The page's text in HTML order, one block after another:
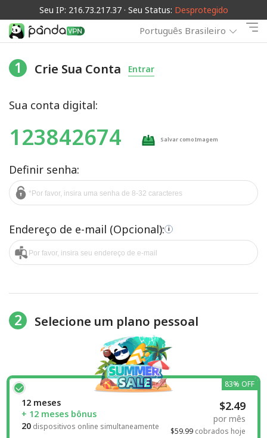
Seu IP: 216.73.217.37 · Seu Status: Desprotegido
Português Brasileiro
1 Crie Sua Conta Entrar
Sua conta digital:
123842674 Salvar como Imagem
Definir senha:
Endereço de e-mail (Opcional): i
2 Selecione um plano pessoal
12 meses
+ 12 meses bônus
20 dispositivos online simultaneamente
$2.49
por mês
$59.99 cobrados hoje
83% OFF